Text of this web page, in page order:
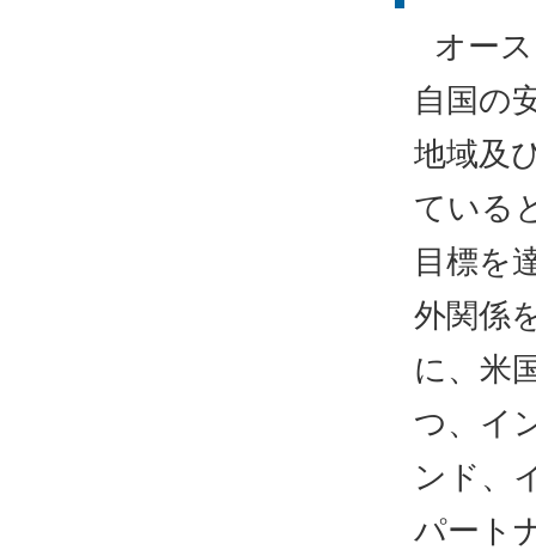
オー
自国の
地域及
ている
目標を
外関係
に、米
つ、イ
ンド、
パート